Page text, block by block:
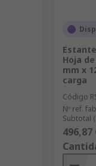
Hoja
mm x
carga
Código
Nº ref.
Subtotal
496,87